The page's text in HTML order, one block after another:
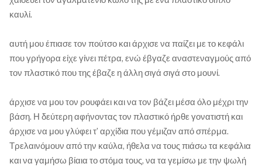
καυλί.
αυτή μου έπιασε τον πούτσο και άρχισε να παίζει με το κεφάλι
που γρήγορα είχε γίνει πέτρα, ενώ έβγαζε αναστεναγμούς από
τον πλαστικό που της έβαζε η άλλη σιγά σιγά στο μουνί.
άρχισε να μου τον ρουφάει και να τον βάζει μέσα όλο μέχρι την
βάση. Η δεύτερη αφήνοντας τον πλαστικό ήρθε γονατιστή και
άρχισε να μου γλύφει τ’ αρχίδια που γέμιζαν από σπέρμα.
Τρελαινόμουν από την καύλα, ήθελα να τους πιάσω τα κεφάλια
και να γαμήσω βίαια το στόμα τους, να τα γεμίσω με την ψωλή